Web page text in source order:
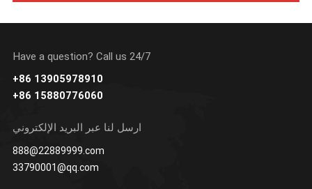
Have a question? Call us 24/7
+86 13905978910
+86 15880776060
ارسل لنا عبر البريد الإلكتروني
888@22889999.com
33790001@qq.com